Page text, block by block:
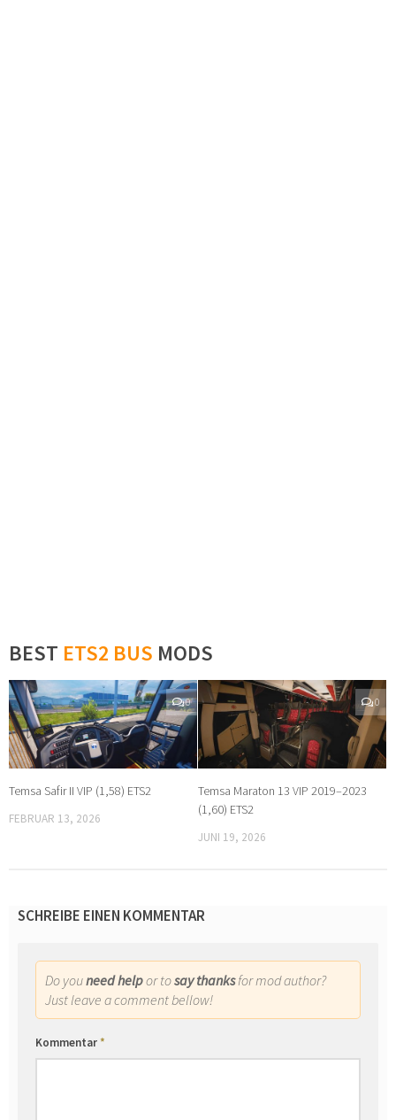
BEST ETS2 BUS MODS
0
Temsa Safir II VIP (1,58) ETS2
FEBRUAR 13, 2026
0
Temsa Maraton 13 VIP 2019–2023
(1,60) ETS2
JUNI 19, 2026
SCHREIBE EINEN KOMMENTAR
Do youneed helpor tosay thanksfor mod author?
Just leave a comment bellow!
Kommentar*